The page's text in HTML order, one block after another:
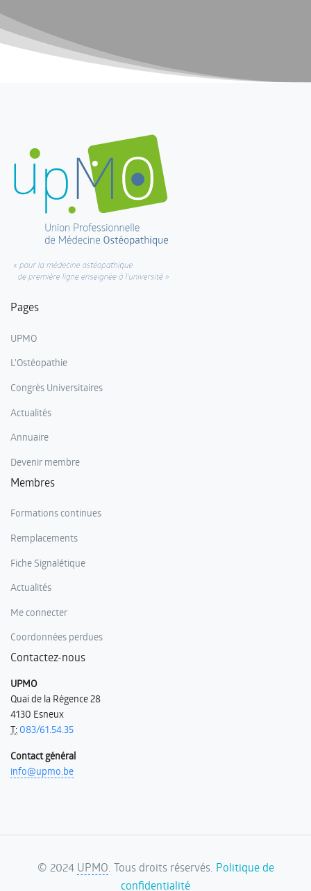
Pages
UPMO
L'Ostéopathie
Congrès Universitaires
Actualités
Annuaire
Devenir membre
Membres
Formations continues
Remplacements
Fiche Signalétique
Actualités
Me connecter
Coordonnées perdues
Contactez-nous
UPMO
Quai de la Régence 28
4130 Esneux
T: 083/61.54.35
Contact général
info@upmo.be
© 2024 UPMO . Tous droits réservés. Politique de
confidentialité